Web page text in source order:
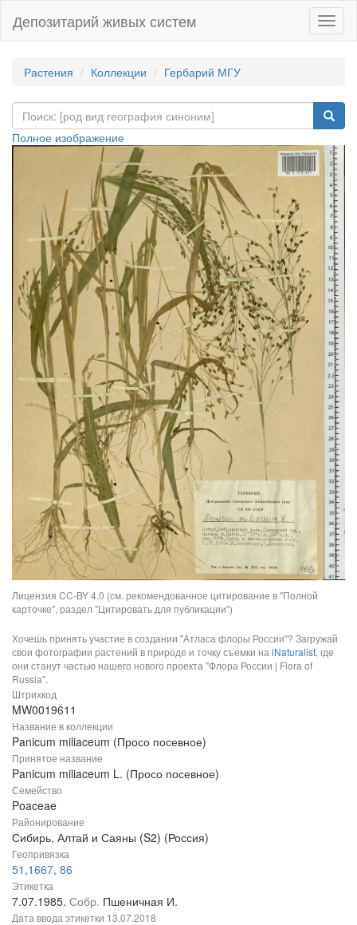
Депозитарий живых систем
Растения Коллекции Гербарий МГУ
Полное изображение
Лицензия CC-BY 4.0 (см. рекомендованное цитирование в "Полной
карточке", раздел "Цитировать для публикации")
Хочешь принять участие в создании "Атласа флоры России"? Загружай
свои фотографии растений в природе и точку съемки на iNaturalist, где
они станут частью нашего нового проекта "Флора России | Flora of
Russia".
Штрихкод
MW0019611
Название в коллекции
Panicum miliaceum (Просо посевное)
Принятое название
Panicum miliaceum L. (Просо посевное)
Семейство
Poaceae
Районирование
Сибирь, Алтай и Саяны (S2) (Россия)
Геопривязка
51,1667, 86
Этикетка
7.07.1985. Собр. Пшеничная И.
Дата ввода этикетки 13.07.2018